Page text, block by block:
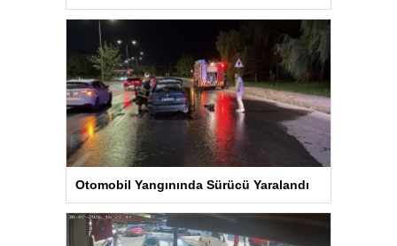
Otomobil Yangınında Sürücü Yaralandı